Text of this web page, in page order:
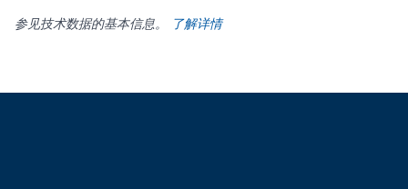
参见技术数据的基本信息。 了解详情